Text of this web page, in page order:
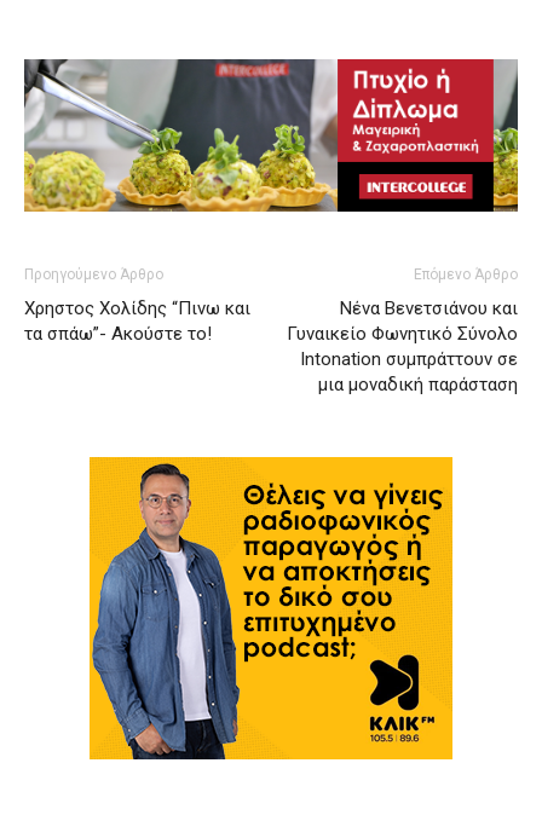
Προηγούμενο Άρθρο
Χρηστος Χολίδης “Πινω και
τα σπάω”- Aκούστε το!
Επόμενο Άρθρο
Νένα Βενετσιάνου και
Γυναικείο Φωνητικό Σύνολο
Intonation συμπράττουν σε
μια μοναδική παράσταση